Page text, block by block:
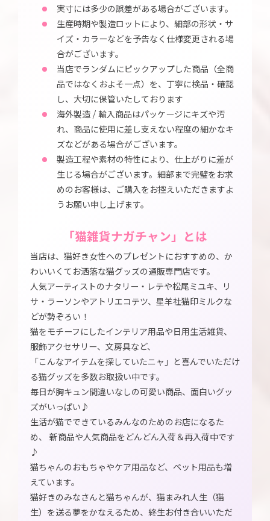
実寸には多少の誤差がある場合がございます。
生産時期や製造ロットにより、細部の形状・サ
イズ・カラーなどを予告なく仕様変更される場
合がございます。
当店でランダムにピックアップした商品（全商
品ではなくおよそ一点）を、丁寧に検品・確認
し、大切に保管いたしております
海外製造 / 輸入商品はパッケージにキズや汚
れ、商品に使用に差し支えない程度の細かなキ
ズなどがある場合がございます。
製造工程や素材の特性により、仕上がりに差が
生じる場合がございます。細部まで完璧をお求
めのお客様は、ご購入をお控えいただきますよ
うお願い申し上げます。
「猫雑貨ナガチャン」とは
当店は、猫好き女性へのプレゼントにおすすめの、か
わいいくてお洒落な猫グッズの通販専門店です。
人気アーティストのナタリー・レテや松尾ミユキ、リ
サ・ラーソンやアトリエコテツ、星羊社猫印ミルクな
どが勢ぞろい！
猫をモチーフにしたインテリア用品や日用生活雑貨、
服飾アクセサリー、文房具など、
「こんなアイテムを探していたニャ」と喜んでいただけ
る猫グッズを多数お取扱い中です。
毎日が胸キュン間違いなしの可愛い商品、面白いグッ
ズがいっぱい♪
生活が猫でできているみんなのためのお店になるた
め、 新商品や人気商品をどんどん入荷＆再入荷中です
♪
猫ちゃんのおもちゃやケア用品など、ペット用品も増
えています。
猫好きのみなさんと猫ちゃんが、猫まみれ人生（猫
生）を送る夢をかなえるため、終生お付き合いいただ